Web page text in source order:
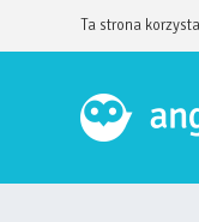
Ta strona